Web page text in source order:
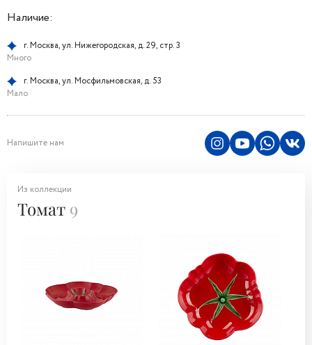
Наличие:
г. Москва, ул. Нижегородская, д. 29, стр. 3
Много
г. Москва, ул. Мосфильмовская, д. 53
Мало
Напишите нам
Из коллекции
Томат 9